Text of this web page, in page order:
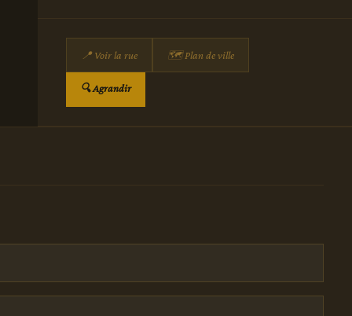
📍 Voir la rue 🗺 Plan de ville
🔍 Agrandir